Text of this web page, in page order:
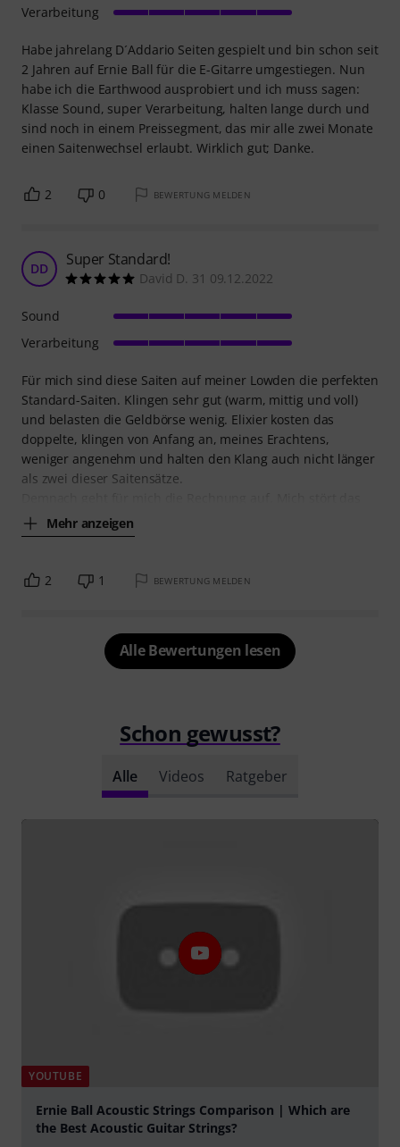
Habe jahrelang D´Addario Seiten gespielt und bin schon seit
2 Jahren auf Ernie Ball für die E-Gitarre umgestiegen. Nun
habe ich die Earthwood ausprobiert und ich muss sagen:
Klasse Sound, super Verarbeitung, halten lange durch und
sind noch in einem Preissegment, das mir alle zwei Monate
einen Saitenwechsel erlaubt. Wirklich gut; Danke.
Verarbeitung
2 0 BEWERTUNG MELDEN
DD Super Standard!
David D. 31 09.12.2022
Für mich sind diese Saiten auf meiner Lowden die perfekten
Standard-Saiten. Klingen sehr gut (warm, mittig und voll)
und belasten die Geldbörse wenig. Elixier kosten das
doppelte, klingen von Anfang an, meines Erachtens,
weniger angenehm und halten den Klang auch nicht länger
als zwei dieser Saitensätze.
Mehr anzeigen
Sound
Verarbeitung
2 1 BEWERTUNG MELDEN
Alle Bewertungen lesen
Schon gewusst?
Alle Videos Ratgeber
YOUTUBE
Ernie Ball Acoustic Strings Comparison | Which are
the Best Acoustic Guitar Strings?